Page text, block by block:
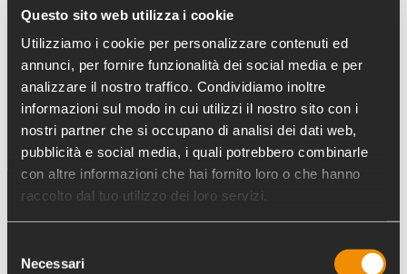
Questo sito web utilizza i cookie
Utilizziamo i cookie per personalizzare contenuti ed
annunci, per fornire funzionalità dei social media e per
analizzare il nostro traffico. Condividiamo inoltre
informazioni sul modo in cui utilizzi il nostro sito con i
nostri partner che si occupano di analisi dei dati web,
pubblicità e social media, i quali potrebbero combinarle
con altre informazioni che hai fornito loro o che hanno
raccolto dal tuo utilizzo dei loro servizi.
delNecessari
Corridoi
Umanitari
Palermo